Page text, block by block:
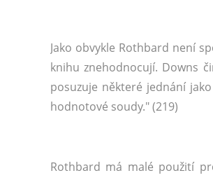
Jako obvykle Rothbard není
knihu znehodnocují. Downs
posuzuje některé jednání
hodnotové soudy." (219)
Rothbard má malé použití